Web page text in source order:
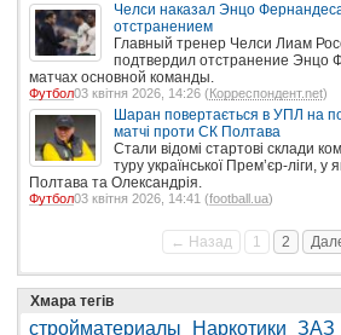
Челси наказал Энцо
отстранением
Главный тренер Челси Лиам
подтвердил отстранение Энцо
матчах основной команды.
Футбол03 квітня 2026, 14:26 ( Корреспондент.net)
Шаран повертається в УПЛ на
матчі проти СК Полтава
Стали відомі стартові склади
туру української Прем’єр-ліги, у
Полтава та Олександрія.
Футбол03 квітня 2026, 14:41 (football.ua)
← Назад 1 2
Хмара тегів
стройматериалы Наркотики ЗАЗ